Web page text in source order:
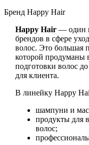
Бренд Happy Hair
Happy Hair — один
брендов в сфере
волос. Это большая
которой продуманы
подготовки волос
для клиента.
В линейку Happy
шампуни и
продукты для
волос;